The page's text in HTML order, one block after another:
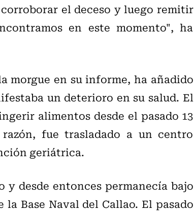
el deceso y luego remitir
en este momento", ha
morgue en su informe, ha añadido
un deterioro en su salud. El
alimentos desde el pasado 13
fue trasladado a un centro
geriátrica.
y desde entonces permanecía bajo
Base Naval del Callao. El pasado